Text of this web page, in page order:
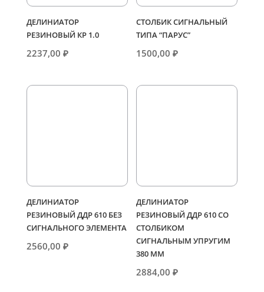
ДЕЛИНИАТОР
РЕЗИНОВЫЙ КР 1.0
2237,00 ₽
СТОЛБИК СИГНАЛЬНЫЙ
ТИПА “ПАРУС”
1500,00₽
ДЕЛИНИАТОР
РЕЗИНОВЫЙ ДДР 610 БЕЗ
СИГНАЛЬНОГО ЭЛЕМЕНТА
2560,00 ₽
ДЕЛИНИАТОР
РЕЗИНОВЫЙ ДДР 610 СО
СТОЛБИКОМ
СИГНАЛЬНЫМ УПРУГИМ
380 ММ
2884,00₽